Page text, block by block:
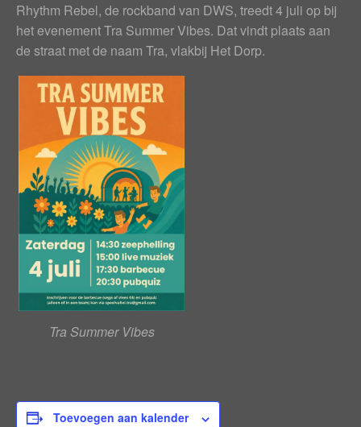
Rhythm Rebel, de rockband van DWS, treedt 4 juli op bij
het evenement Tra Summer Vibes. Dat vindt plaats aan
de straat met de naam Tra, vlakbij Het Dorp.
Tra Summer Vibes
Toevoegen aan kalender